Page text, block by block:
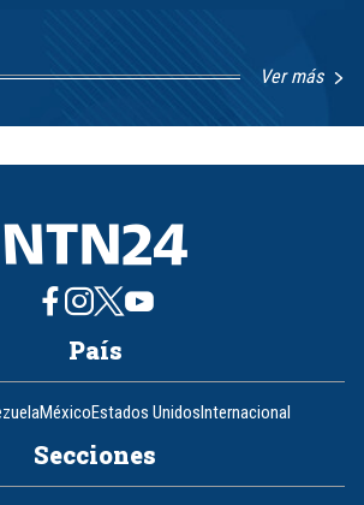
Ver más
País
MéxicoEstados UnidosInternacional
Secciones